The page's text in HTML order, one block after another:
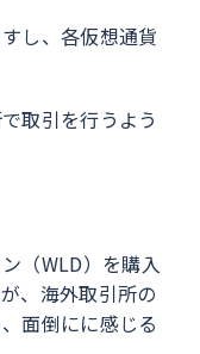
し、各仮想通貨
取引を行うよう
（WLD）を購入
、海外取引所の
面倒にに感じる